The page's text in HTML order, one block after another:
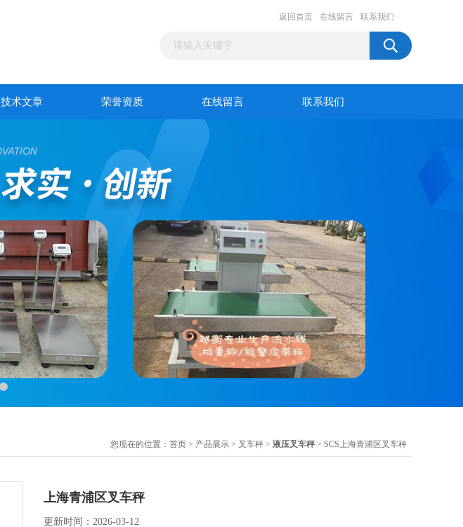
返回首页 在线留言 联系我们
技术文章 荣誉资质 在线留言 联系我们
您现在的位置： 首页 > 产品展示 > 叉车秤 > 液压叉车秤> SCS上海青浦区叉车秤
上海青浦区叉车秤
更新时间：2026-03-12